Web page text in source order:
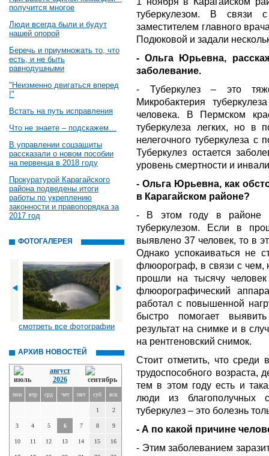
получится многое
Люди всегда были и будут
нашей опорой
Беречь и приумножать то, что
есть, и не быть
равнодушными
"Неизменно двигаться вперед
!"
Встать на путь исправления
Что не знаете – подскажем…
В управлении соцзащиты
рассказали о новом пособии
на первенца в 2018 году
Прокуратурой Карагайского
района подведены итоги
работы по укреплению
законности и правопорядка за
2017 год
ФОТОГАЛЕРЕЯ
смотреть все фотографии
АРХИВ НОВОСТЕЙ
август
2026
пон втр срд чет пят суб вск
1 2
3 4 5 6 7 8 9
10 11 12 13 14 15 16
туберкулезом. В связи
заместителем главного
Подюковой и задали
- Ольга Юрьевна,
заболевание.
- Туберкулез – это
Микробактерия
человека. В Пермском
туберкулеза легких, но в
нелегочного туберкулеза
Туберкулез остается
уровень смертности и
- Ольга Юрьевна, как
в Карагайском районе?
- В этом году в районе
туберкулезом. Если в
выявлено 37 человек, то в
Однако успокаиваться не
флюорограф, в связи с чем,
прошли на тысячу
флюорографический
работал с повышенной
быстро помогает
результат на снимке и в
на рентгеновский снимок.
Стоит отметить, что
трудоспособного возраста,
тем в этом году есть и
люди из благополучных
туберкулез – это болезнь
- А по какой причине
- Этим заболеванием